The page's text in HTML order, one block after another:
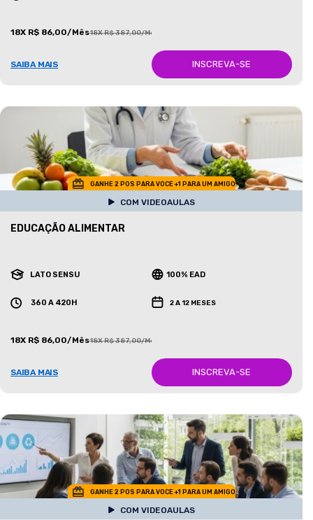
18X R$ 86,00/Mês18X R$ 387,00/Mês
SAIBA MAIS INSCREVA-SE
GANHE 2 POS PARA VOCE +1 PARA UM AMIGO
COM VIDEOAULAS
EDUCAÇÃO ALIMENTAR
LATO SENSU 100% EAD
360 A 420H 2 A 12 MESES
18X R$ 86,00/Mês18X R$ 387,00/Mês
SAIBA MAIS INSCREVA-SE
GANHE 2 POS PARA VOCE +1 PARA UM AMIGO
COM VIDEOAULAS